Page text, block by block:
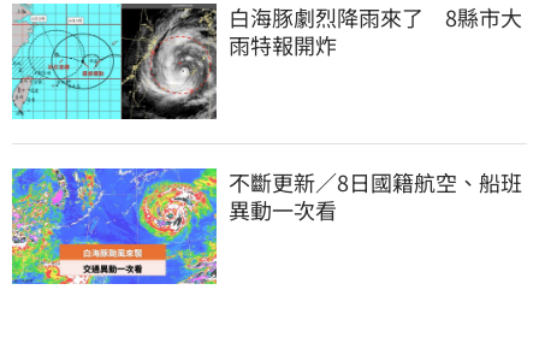
白海豚劇烈降雨來了　8縣市大
雨特報開炸
不斷更新／8日國籍航空、船班
異動一次看